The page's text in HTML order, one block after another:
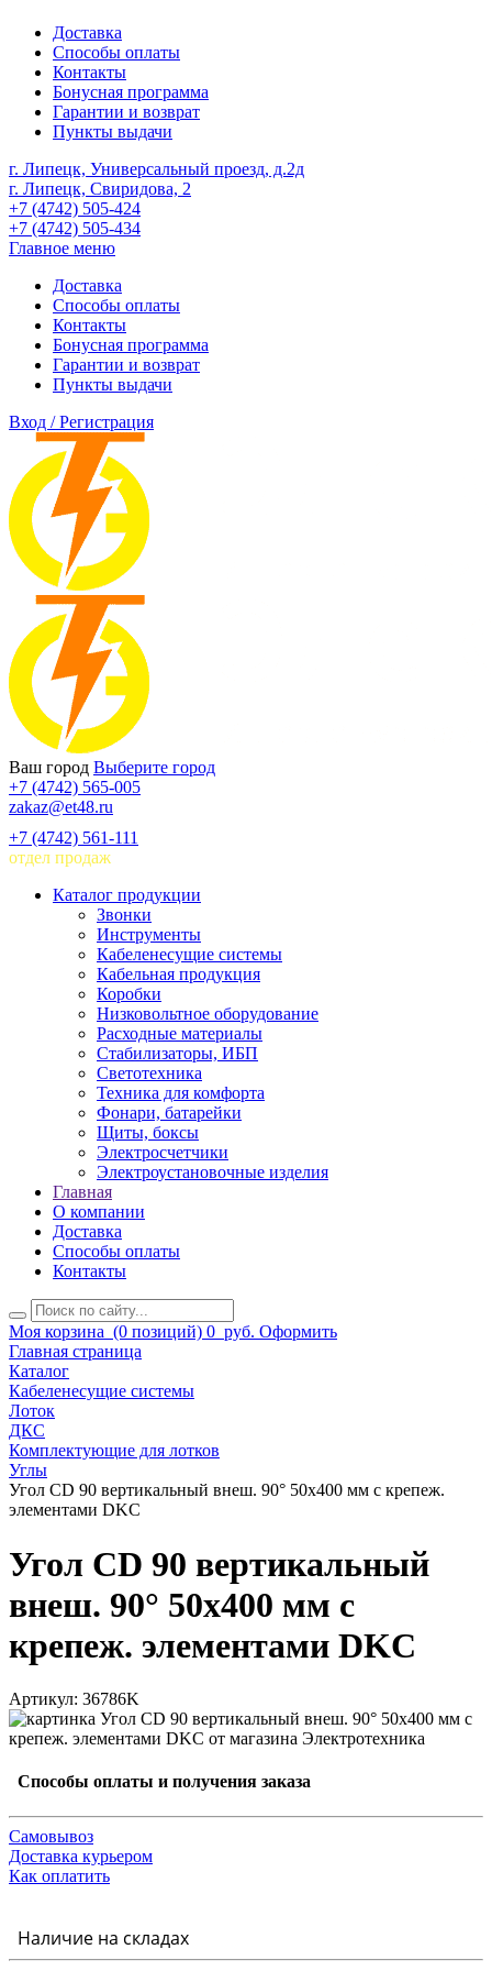
Доставка
Способы оплаты
Контакты
Бонусная программа
Гарантии и возврат
Пункты выдачи
г. Липецк, Универсальный проезд, д.2д
г. Липецк, Свиридова, 2
+7 (4742) 505-424
+7 (4742) 505-434
Главное меню
Доставка
Способы оплаты
Контакты
Бонусная программа
Гарантии и возврат
Пункты выдачи
Вход / Регистрация
Ваш город Выберите город
+7 (4742) 565-005
zakaz@et48.ru
+7 (4742) 561-111
отдел продаж
Каталог продукции
Звонки
Инструменты
Кабеленесущие системы
Кабельная продукция
Коробки
Низковольтное оборудование
Расходные материалы
Стабилизаторы, ИБП
Светотехника
Техника для комфорта
Фонари, батарейки
Щиты, боксы
Электросчетчики
Электроустановочные изделия
Главная
О компании
Доставка
Способы оплаты
Контакты
Моя корзина (0 позиций) 0 руб. Оформить
Главная страница
Каталог
Кабеленесущие системы
Лоток
ДКС
Комплектующие для лотков
Углы
Угол CD 90 вертикальный внеш. 90° 50х400 мм с крепеж.
элементами DKC
Угол CD 90 вертикальный
внеш. 90° 50х400 мм с
крепеж. элементами DKC
Артикул: 36786K
Способы оплаты и получения заказа
Самовывоз
Доставка курьером
Как оплатить
Наличие на складах